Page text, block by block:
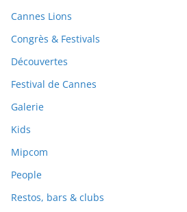
Cannes Lions
Congrès & Festivals
Découvertes
Festival de Cannes
Galerie
Kids
Mipcom
People
Restos, bars & clubs